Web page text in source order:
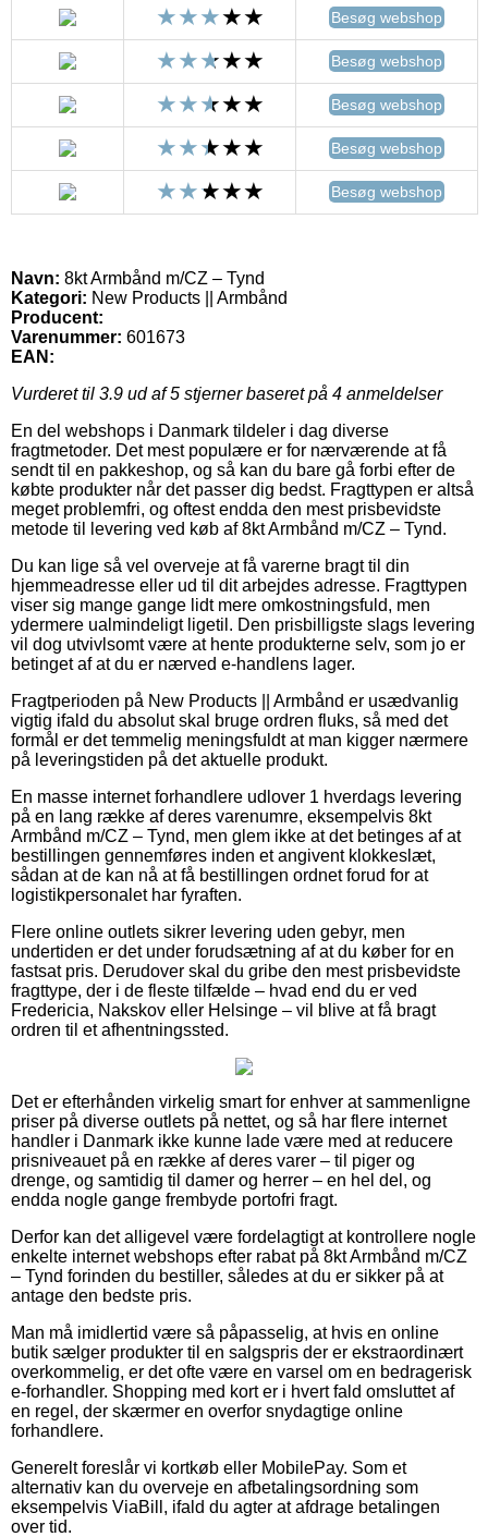
Besøg webshop
Besøg webshop
Besøg webshop
Besøg webshop
Besøg webshop
Navn: 8kt Armbånd m/CZ – Tynd
Kategori: New Products || Armbånd
Producent:
Varenummer: 601673
EAN:
Vurderet til 3.9 ud af 5 stjerner baseret på 4 anmeldelser
En del webshops i Danmark tildeler i dag diverse
fragtmetoder. Det mest populære er for nærværende at få
sendt til en pakkeshop, og så kan du bare gå forbi efter de
købte produkter når det passer dig bedst. Fragttypen er altså
meget problemfri, og oftest endda den mest prisbevidste
metode til levering ved køb af 8kt Armbånd m/CZ – Tynd.
Du kan lige så vel overveje at få varerne bragt til din
hjemmeadresse eller ud til dit arbejdes adresse. Fragttypen
viser sig mange gange lidt mere omkostningsfuld, men
ydermere ualmindeligt ligetil. Den prisbilligste slags levering
vil dog utvivlsomt være at hente produkterne selv, som jo er
betinget af at du er nærved e-handlens lager.
Fragtperioden på New Products || Armbånd er usædvanlig
vigtig ifald du absolut skal bruge ordren fluks, så med det
formål er det temmelig meningsfuldt at man kigger nærmere
på leveringstiden på det aktuelle produkt.
En masse internet forhandlere udlover 1 hverdags levering
på en lang række af deres varenumre, eksempelvis 8kt
Armbånd m/CZ – Tynd, men glem ikke at det betinges af at
bestillingen gennemføres inden et angivent klokkeslæt,
sådan at de kan nå at få bestillingen ordnet forud for at
logistikpersonalet har fyraften.
Flere online outlets sikrer levering uden gebyr, men
undertiden er det under forudsætning af at du køber for en
fastsat pris. Derudover skal du gribe den mest prisbevidste
fragttype, der i de fleste tilfælde – hvad end du er ved
Fredericia, Nakskov eller Helsinge – vil blive at få bragt
ordren til et afhentningssted.
Det er efterhånden virkelig smart for enhver at sammenligne
priser på diverse outlets på nettet, og så har flere internet
handler i Danmark ikke kunne lade være med at reducere
prisniveauet på en række af deres varer – til piger og
drenge, og samtidig til damer og herrer – en hel del, og
endda nogle gange frembyde portofri fragt.
Derfor kan det alligevel være fordelagtigt at kontrollere nogle
enkelte internet webshops efter rabat på 8kt Armbånd m/CZ
– Tynd forinden du bestiller, således at du er sikker på at
antage den bedste pris.
Man må imidlertid være så påpasselig, at hvis en online
butik sælger produkter til en salgspris der er ekstraordinært
overkommelig, er det ofte være en varsel om en bedragerisk
e-forhandler. Shopping med kort er i hvert fald omsluttet af
en regel, der skærmer en overfor snydagtige online
forhandlere.
Generelt foreslår vi kortkøb eller MobilePay. Som et
alternativ kan du overveje en afbetalingsordning som
eksempelvis ViaBill, ifald du agter at afdrage betalingen
over tid.